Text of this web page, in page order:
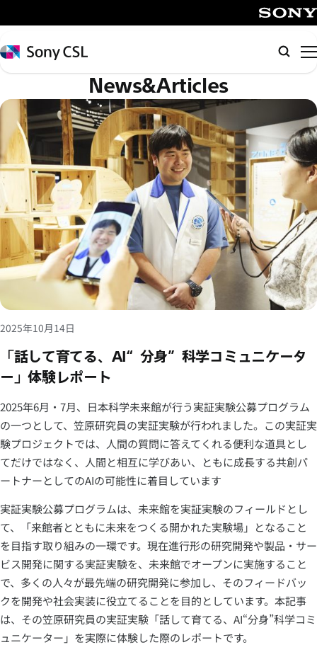
イ
ン
コ
テ
ツ
へ
ス
ッ
Sony
CSL
検
索
News&Articles
2025年10月14日
「話して育てる、AI“分身”科学コミュニケータ
ー」体験レポート
2025年6月・7月、日本科学未来館が行う実証実験公募プログラム
の一つとして、笠原研究員の実証実験が行われました。この実証実
験プロジェクトでは、人間の質問に答えてくれる便利な道具とし
てだけではなく、人間と相互に学びあい、ともに成長する共創パ
ートナーとしてのAIの可能性に着目しています
実証実験公募プログラムは、未来館を実証実験のフィールドとし
て、「来館者とともに未来をつくる開かれた実験場」となること
を目指す取り組みの一環です。現在進行形の研究開発や製品・サー
ビス開発に関する実証実験を、未来館でオープンに実施すること
で、多くの人々が最先端の研究開発に参加し、そのフィードバッ
クを開発や社会実装に役立てることを目的としています。本記事
は、その笠原研究員の実証実験「話して育てる、AI“分身”科学コミ
ュニケーター」を実際に体験した際のレポートです。